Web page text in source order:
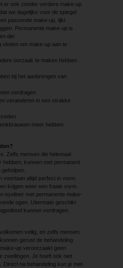
er ook zonder verdere make-up
we dagelijks voor de spiegel
passende make-up, lijkt
Permanente make-up is
die:
om make-up aan te
oorzaak te maken hebben
bij het aanbrengen van
verdragen
veranderen in een strakke
meer hebben
Zelfs mensen die helemaal
hebben, kunnen met permanent
voortaan altijd perfect in vorm.
krijgen weer een fraaie vorm.
eyeliner met permanente make-
ogen. Uitermate geschikt
kunnen verdragen.
veilig, en zelfs mensen
gerust de behandeling
up veroorzaakt geen
zwellingen. Je hoeft ook niet
Direct na behandeling kun je met